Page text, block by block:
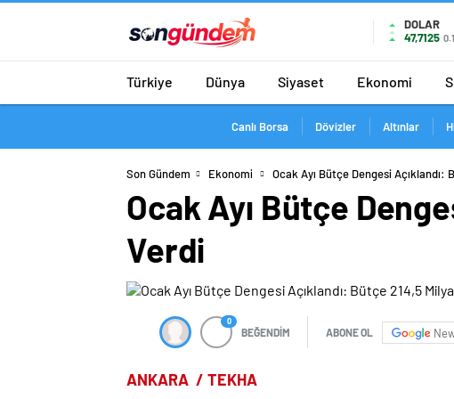
DOLAR
47,7125
Türkiye Dünya Siyaset Ekonomi
Canlı Borsa Dövizler Altınlar
Son Gündem Ekonomi Ocak Ayı Bütçe Dengesi Açıklandı:
Ocak Ayı Bütçe
Verdi
0
BEĞENDİM ABONE OL
ANKARA / TEKHA